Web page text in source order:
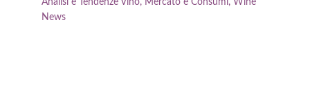
Analisi e Tendenze Vino, Mercato e Consumi, Wine
News